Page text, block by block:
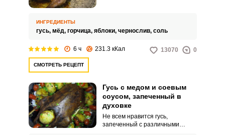
горчичным маринадом, гусиное
мясо получается мягким и
ИНГРЕДИЕНТЫ
гусь, мёд, горчица, яблоки, чернослив, соль
6 ч 231.3 кКал 13070 0
СМОТРЕТЬ РЕЦЕПТ
Гусь с медом и соевым
соусом, запеченный в
духовке
Не всем нравится гусь,
запеченный с различными